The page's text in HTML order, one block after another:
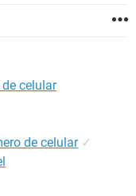
celular
de celular ✓